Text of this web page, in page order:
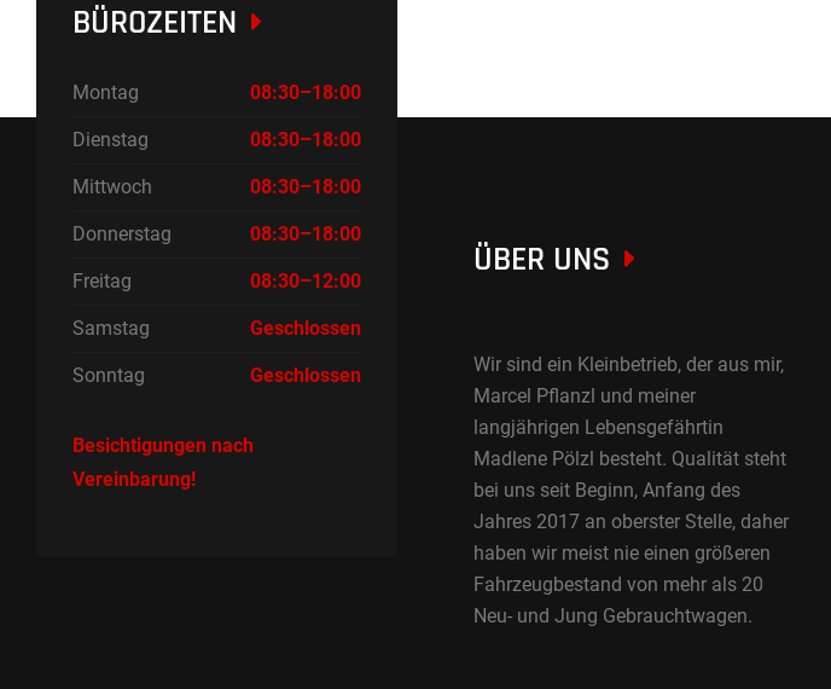
BÜROZEITEN
Montag 08:30–18:00
Dienstag 08:30–18:00
Mittwoch 08:30–18:00
Donnerstag 08:30–18:00
Freitag 08:30–12:00
Samstag Geschlossen
Sonntag Geschlossen
Besichtigungen nach
Vereinbarung!
ÜBER UNS
Wir sind ein Kleinbetrieb, der aus mir,
Marcel Pflanzl und meiner
langjährigen Lebensgefährtin
Madlene Pölzl besteht. Qualität steht
bei uns seit Beginn, Anfang des
Jahres 2017 an oberster Stelle, daher
haben wir meist nie einen größeren
Fahrzeugbestand von mehr als 20
Neu- und Jung Gebrauchtwagen.